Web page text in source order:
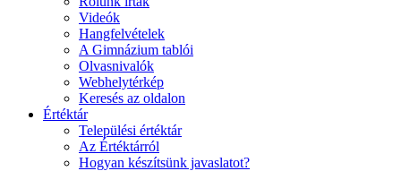
Videók
Hangfelvételek
A Gimnázium tablói
Olvasnivalók
Webhelytérkép
Keresés az oldalon
Értéktár
Települési értéktár
Az Értéktárról
Hogyan készítsünk javaslatot?